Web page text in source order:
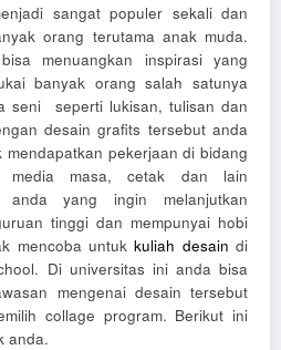
sangat populer sekali dan
orang terutama anak muda.
menuangkan inspirasi yang
banyak orang salah satunya
seni seperti lukisan, tulisan dan
desain grafits tersebut anda
pekerjaan di bidang
media masa, cetak dan lain
yang ingin melanjutkan
tinggi dan mempunyai hobi
mencoba untukkuliah desain di
Di universitas ini anda bisa
mengenai desain tersebut
collage program. Berikut ini
anda.